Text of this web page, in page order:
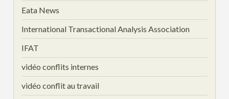
Eata News
International Transactional Analysis Association
IFAT
vidéo conflits internes
vidéo conflit au travail